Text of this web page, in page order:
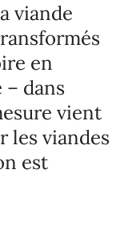
viande
en
dans
vient
les viandes
est